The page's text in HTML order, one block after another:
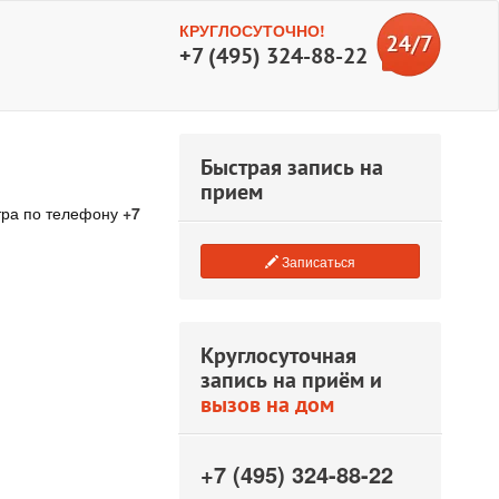
КРУГЛОСУТОЧНО!
+7 (495) 324-88-22
по телефону +7
Быстрая запись на
прием
Записаться
Круглосуточная
запись на приём и
вызов на дом
+7 (495) 324-88-22